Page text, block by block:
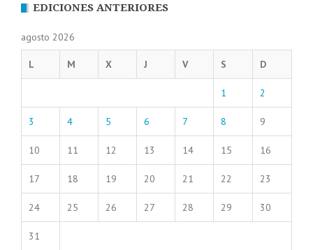
EDICIONES ANTERIORES
agosto 2026
L M X J V S D
1 2
3 4 5 6 7 8 9
10 11 12 13 14 15 16
17 18 19 20 21 22 23
24 25 26 27 28 29 30
31